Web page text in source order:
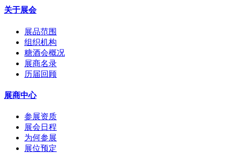
关于展会
展品范围
组织机构
糖酒会概况
展商名录
历届回顾
展商中心
参展资质
展会日程
为何参展
展位预定